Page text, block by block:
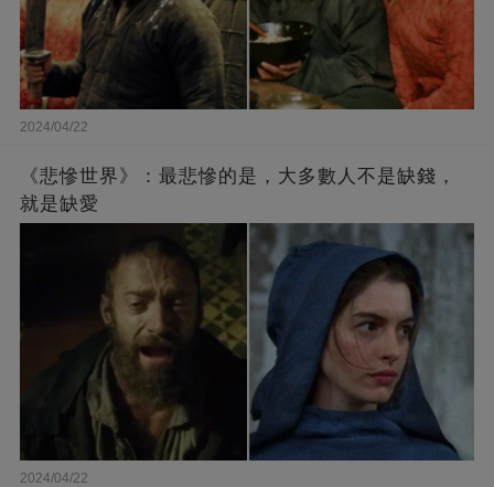
2024/04/22
《悲慘世界》：最悲慘的是，大多數人不是缺錢，
就是缺愛
2024/04/22